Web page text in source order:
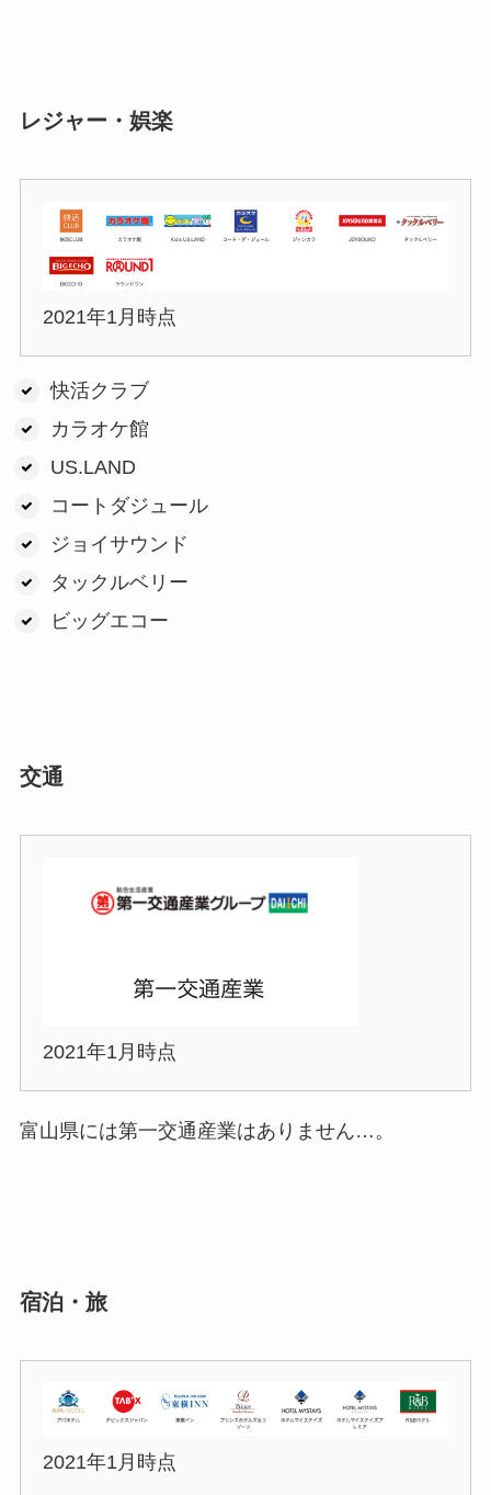
レジャー・娯楽
2021年1月時点
快活クラブ
カラオケ館
US.LAND
コートダジュール
ジョイサウンド
タックルベリー
ビッグエコー
交通
2021年1月時点
富山県には第一交通産業はありません…。
宿泊・旅
2021年1月時点